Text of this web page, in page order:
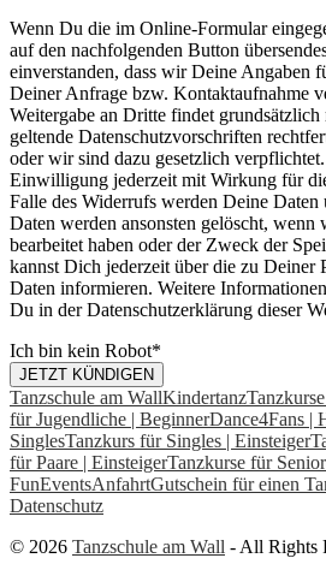
Wenn Du die im Online-Formular
auf den nachfolgenden Button
einverstanden, dass wir Deine Angaben
Deiner Anfrage bzw. Kontaktaufnahme
Weitergabe an Dritte findet grundsätzlich
geltende Datenschutzvorschriften
oder wir sind dazu gesetzlich
Einwilligung jederzeit mit Wirkung für
Falle des Widerrufs werden Deine Daten
Daten werden ansonsten gelöscht,
bearbeitet haben oder der Zweck der
kannst Dich jederzeit über die zu Deiner
Daten informieren. Weitere
Du in der Datenschutzerklärung dieser
Ich bin kein Robot*
JETZT KÜNDIGEN
Business
Email*
Tanzschule am WallKindertanz
für Jugendliche | BeginnerDance4Fans |
SinglesTanzkurs für Singles | Einsteiger
für Paare | EinsteigerTanzkurse für
FunEventsAnfahrtGutschein für einen
Datenschutz
© 2026 Tanzschule am Wall - All Rights